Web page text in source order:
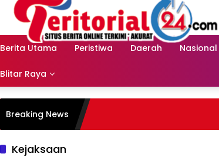
Berita Utama Peristiwa Daerah Nasional
Blitar Raya
Breaking News
Kejaksaan